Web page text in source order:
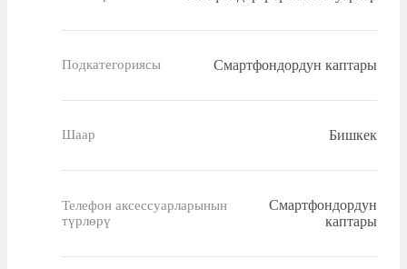
Подкатегориясы Смартфондордун каптары
Шаар Бишкек
Телефон аксессуарларынын
түрлөрү
Смартфондордун
каптары